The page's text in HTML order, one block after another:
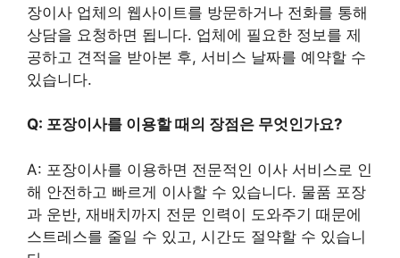
장이사 업체의 웹사이트를 방문하거나 전화를 통해
상담을 요청하면 됩니다. 업체에 필요한 정보를 제
공하고 견적을 받아본 후, 서비스 날짜를 예약할 수
있습니다.
Q: 포장이사를 이용할 때의 장점은 무엇인가요?
A: 포장이사를 이용하면 전문적인 이사 서비스로 인
해 안전하고 빠르게 이사할 수 있습니다. 물품 포장
과 운반, 재배치까지 전문 인력이 도와주기 때문에
스트레스를 줄일 수 있고, 시간도 절약할 수 있습니